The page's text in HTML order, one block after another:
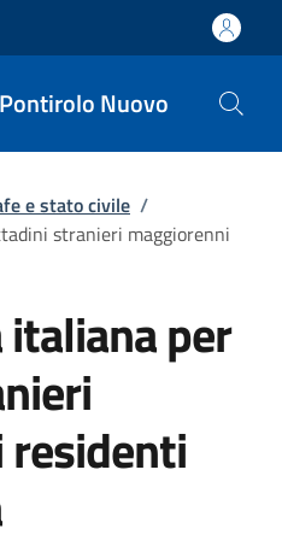
Nuovo
e stato civile /
stranieri maggiorenni
per